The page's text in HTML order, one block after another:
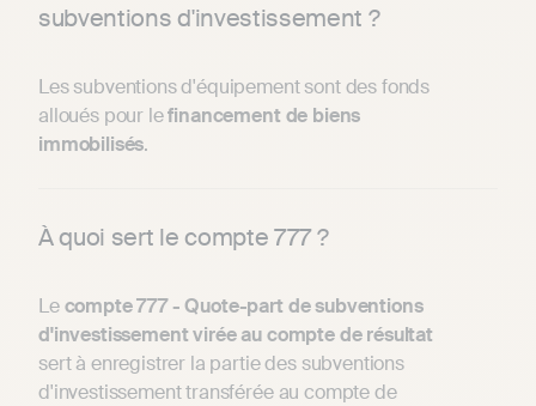
subventions d'investissement ?
Les subventions d'équipement sont des fonds
alloués pour lefinancement de biens
immobilisés.
À quoi sert le compte 777 ?
Lecompte 777 - Quote-part de subventions
d'investissement virée au compte de résultat
sert à enregistrer la partie des subventions
d'investissement transférée au compte de